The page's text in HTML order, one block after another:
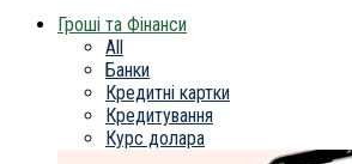
Гроші та Фінанси
All
Банки
Кредитні картки
Кредитування
Курс долара